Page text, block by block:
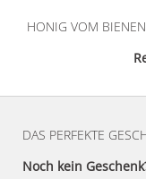
HONIG VOM
DAS PERFEKTE
Noch kein